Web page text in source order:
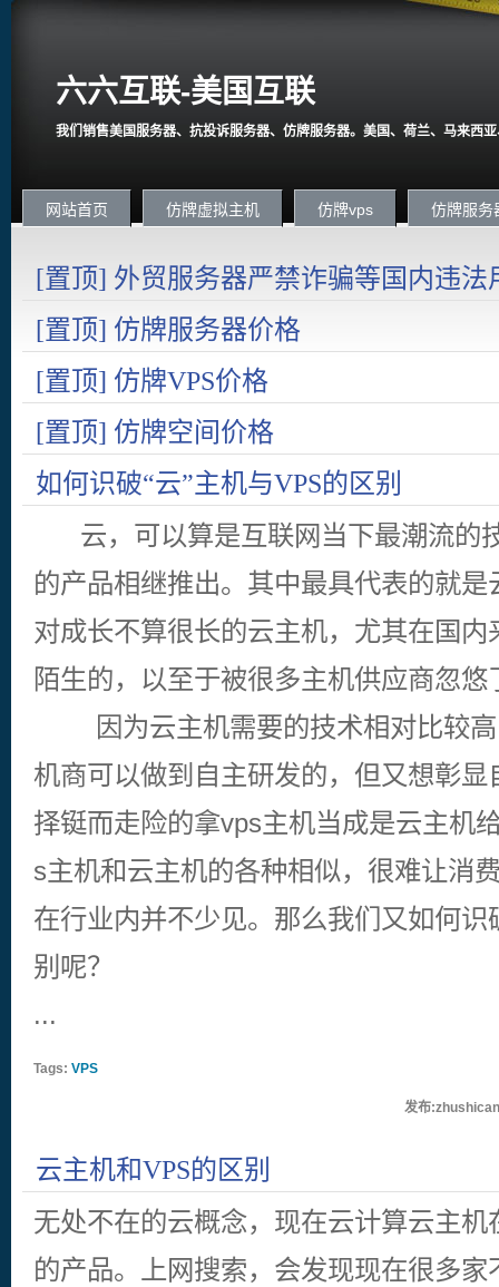
六六互联-美国互联
我们销售美国服务器、抗投诉服务器、仿牌服务器。美国、荷兰、马来西
网站首页 仿牌虚拟主机 仿牌vps 仿牌服务
[置顶] 外贸服务器严禁诈骗等国内违法
国内在严打诈骗。
[置顶] 仿牌服务器价格
[置顶] 仿牌VPS价格
[置顶] 仿牌空间价格
如何识破“云”主机与VPS的区别
云，可以算是互联网当下最潮流的
的产品相继推出。其中最具代表的就
对成长不算很长的云主机，尤其在国
陌生的，以至于被很多主机供应商忽悠
因为云主机需要的技术相对比较高
机商可以做到自主研发的，但又想彰
择铤而走险的拿vps主机当成是云主机
s主机和云主机的各种相似，很难让消
在行业内并不少见。那么我们又如何识
别呢？
...
Tags: VPS
发布
云主机和VPS的区别
无处不在的云概念，现在云计算云主机
的产品。上网搜索，会发现现在很多